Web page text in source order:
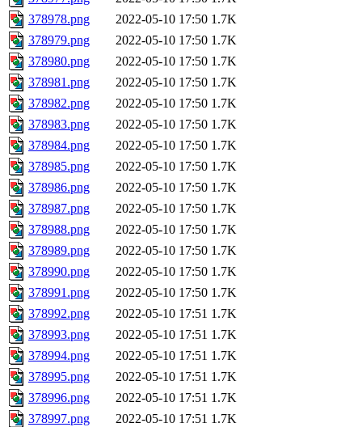
378978.png
2022-05-10 17:50 1.7K
378979.png
2022-05-10 17:50 1.7K
378980.png
2022-05-10 17:50 1.7K
378981.png
2022-05-10 17:50 1.7K
378982.png
2022-05-10 17:50 1.7K
378983.png
2022-05-10 17:50 1.7K
378984.png
2022-05-10 17:50 1.7K
378985.png
2022-05-10 17:50 1.7K
378986.png
2022-05-10 17:50 1.7K
378987.png
2022-05-10 17:50 1.7K
378988.png
2022-05-10 17:50 1.7K
378989.png
2022-05-10 17:50 1.7K
378990.png
2022-05-10 17:50 1.7K
378991.png
2022-05-10 17:50 1.7K
378992.png
2022-05-10 17:51 1.7K
378993.png
2022-05-10 17:51 1.7K
378994.png
2022-05-10 17:51 1.7K
378995.png
2022-05-10 17:51 1.7K
378996.png
2022-05-10 17:51 1.7K
378997.png
2022-05-10 17:51 1.7K